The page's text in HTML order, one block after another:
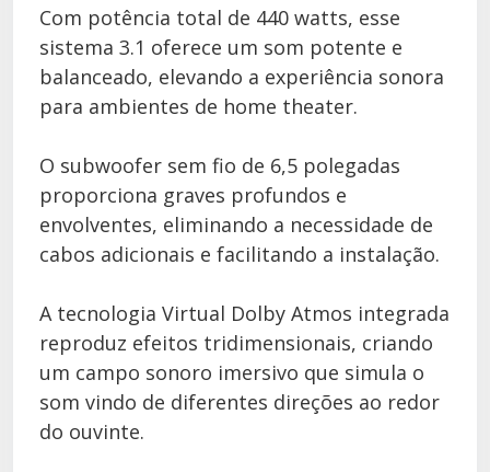
Com potência total de 440 watts, esse
sistema 3.1 oferece um som potente e
balanceado, elevando a experiência sonora
para ambientes de home theater.
O subwoofer sem fio de 6,5 polegadas
proporciona graves profundos e
envolventes, eliminando a necessidade de
cabos adicionais e facilitando a instalação.
A tecnologia Virtual Dolby Atmos integrada
reproduz efeitos tridimensionais, criando
um campo sonoro imersivo que simula o
som vindo de diferentes direções ao redor
do ouvinte.